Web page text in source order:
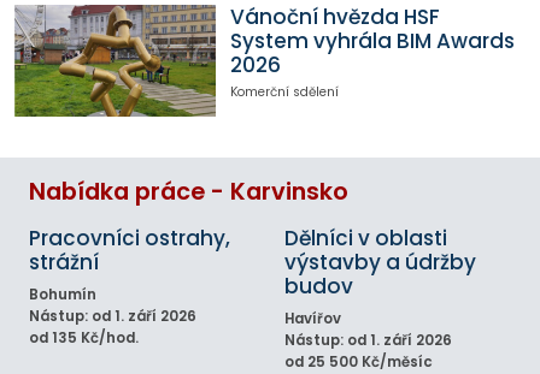
Vánoční hvězda HSF
System vyhrála BIM Awards
2026
Komerční sdělení
Nabídka práce - Karvinsko
Pracovníci ostrahy,
strážní
Bohumín
Nástup: od 1. září 2026
od 135 Kč/hod.
Dělníci v oblasti
výstavby a údržby
budov
Havířov
Nástup: od 1. září 2026
od 25 500 Kč/měsíc